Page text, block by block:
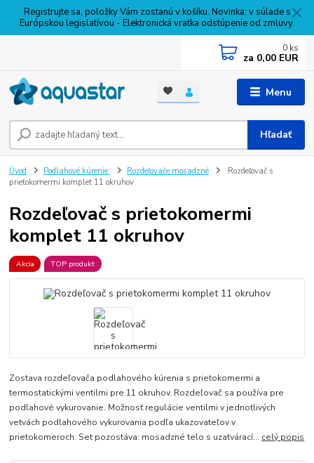
Registrujte sa, položky Vám zostanú v košíku. Novinka: v súlade s
Európskou legislatívou - Elektronická vratka odstúpenie od zmluvy.
Menu
Hľadať
0 ks
za 0,00 EUR
Úvod Podlahové kúrenie Rozdeľovače mosadzné
Rozdeľovač s
prietokomermi komplet 11 okruhov
Rozdeľovač s prietokomermi
komplet 11 okruhov
Akcia TOP produkt
Zostava rozdeľovača podlahového kúrenia s prietokomermi a
termostatickými ventilmi pre 11 okruhov. Rozdeľovač sa používa pre
podlahové vykurovanie. Možnosť regulácie ventilmi v jednotlivých
vetvách podlahového vykurovania podľa ukazovateľov v
prietokomeroch. Set pozostáva: mosadzné telo s uzatvárací... celý popis